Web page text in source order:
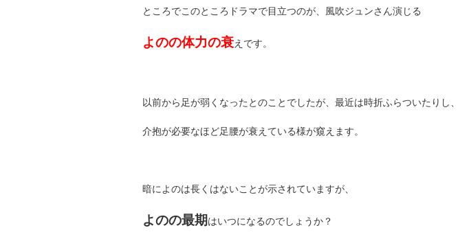
ところでこのところドラマで目立つのが、風吹ジュンさん演じる
よのの体力の衰えです。
以前から足が弱くなったとのことでしたが、最近は時折ふらついたりし、
介抱が必要なほど足腰が衰えている様が窺えます。
暗によのは長くはないことが示されていますが、
よのの最期はいつになるのでしょうか？